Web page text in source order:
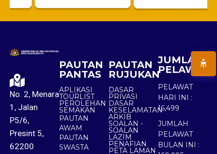
No. 2, Menara
1, Jalan
P5/6,
Presint 5,
62200
PAUTAN
PANTAS
APLIKASI
TOURLIST
PEROLEHAN
SEMAKAN
PAUTAN
AWAM
PAUTAN
SWASTA
PAUTAN
RUJUKAN
DASAR
PRIVASI
DASAR
KESELAMATAN
ARKIB
SOALAN -
SOALAN
LAZIM
PENAFIAN
PETA LAMAN
JUMLAH
PELAWAT
PELAWAT
HARI INI :
16,499
JUMLAH
PELAWAT
BULAN INI :